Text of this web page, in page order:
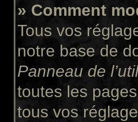
» Comment
Tous vos
notre base de
Panneau de
toutes les
tous vos